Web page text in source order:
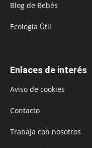
Blog de Bebés
Ecología Útil
Enlaces de interés
Aviso de cookies
Contacto
Trabaja con nosotros